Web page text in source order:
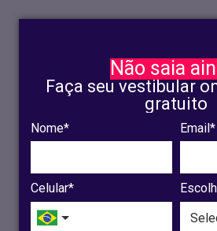
Não saia
Faça seu vestibular
gratuito
Nome* Email*
Celular*
INSCRIÇÃO
OLINDA
RECIFE